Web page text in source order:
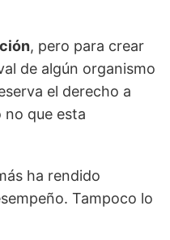
, pero para crear
de algún organismo
el derecho a
no que esta
ha rendido
Tampoco lo